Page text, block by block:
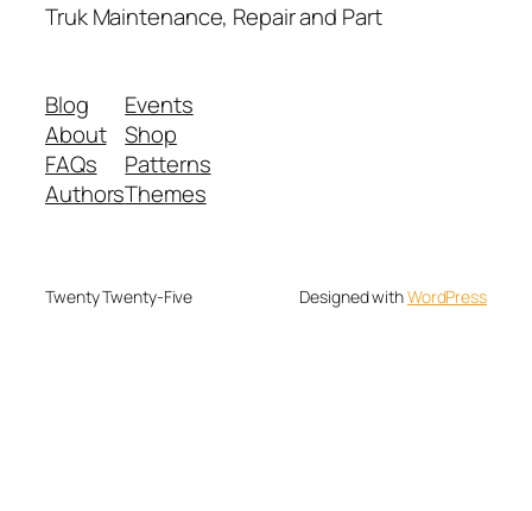
Truk Maintenance, Repair and Part
Blog
About
FAQs
Authors
Events
Shop
Patterns
Themes
Twenty Twenty-Five Designed withWordPress